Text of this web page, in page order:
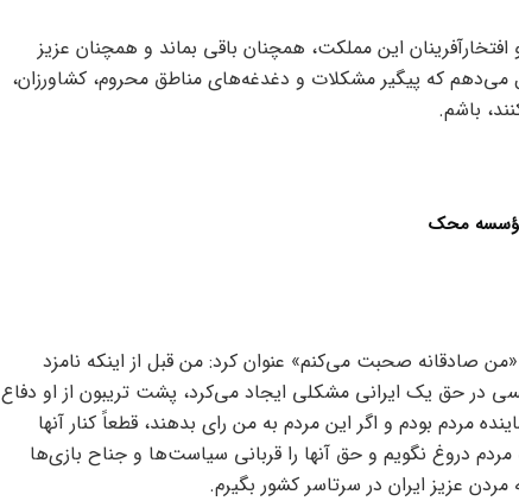
این مملکت، همچنان باقی بماند و همچنان عزیز
می‌دهم که پیگیر مشکلات و دغدغه‌های مناطق محروم، کشاورزان،
باشم.
مؤسسه محک
صادقانه صحبت می‌کنم» عنوان کرد: من قبل از اینکه نامزد
در حق یک ایرانی مشکلی ایجاد می‌کرد، پشت تریبون از او دفاع
مردم بودم و اگر این مردم به من رای بدهند، قطعاً کنار آنها
دروغ نگویم و حق آنها را قربانی سیاست‌ها و جناح بازی‌ها
عزیز ایران در سرتاسر کشور بگیرم.